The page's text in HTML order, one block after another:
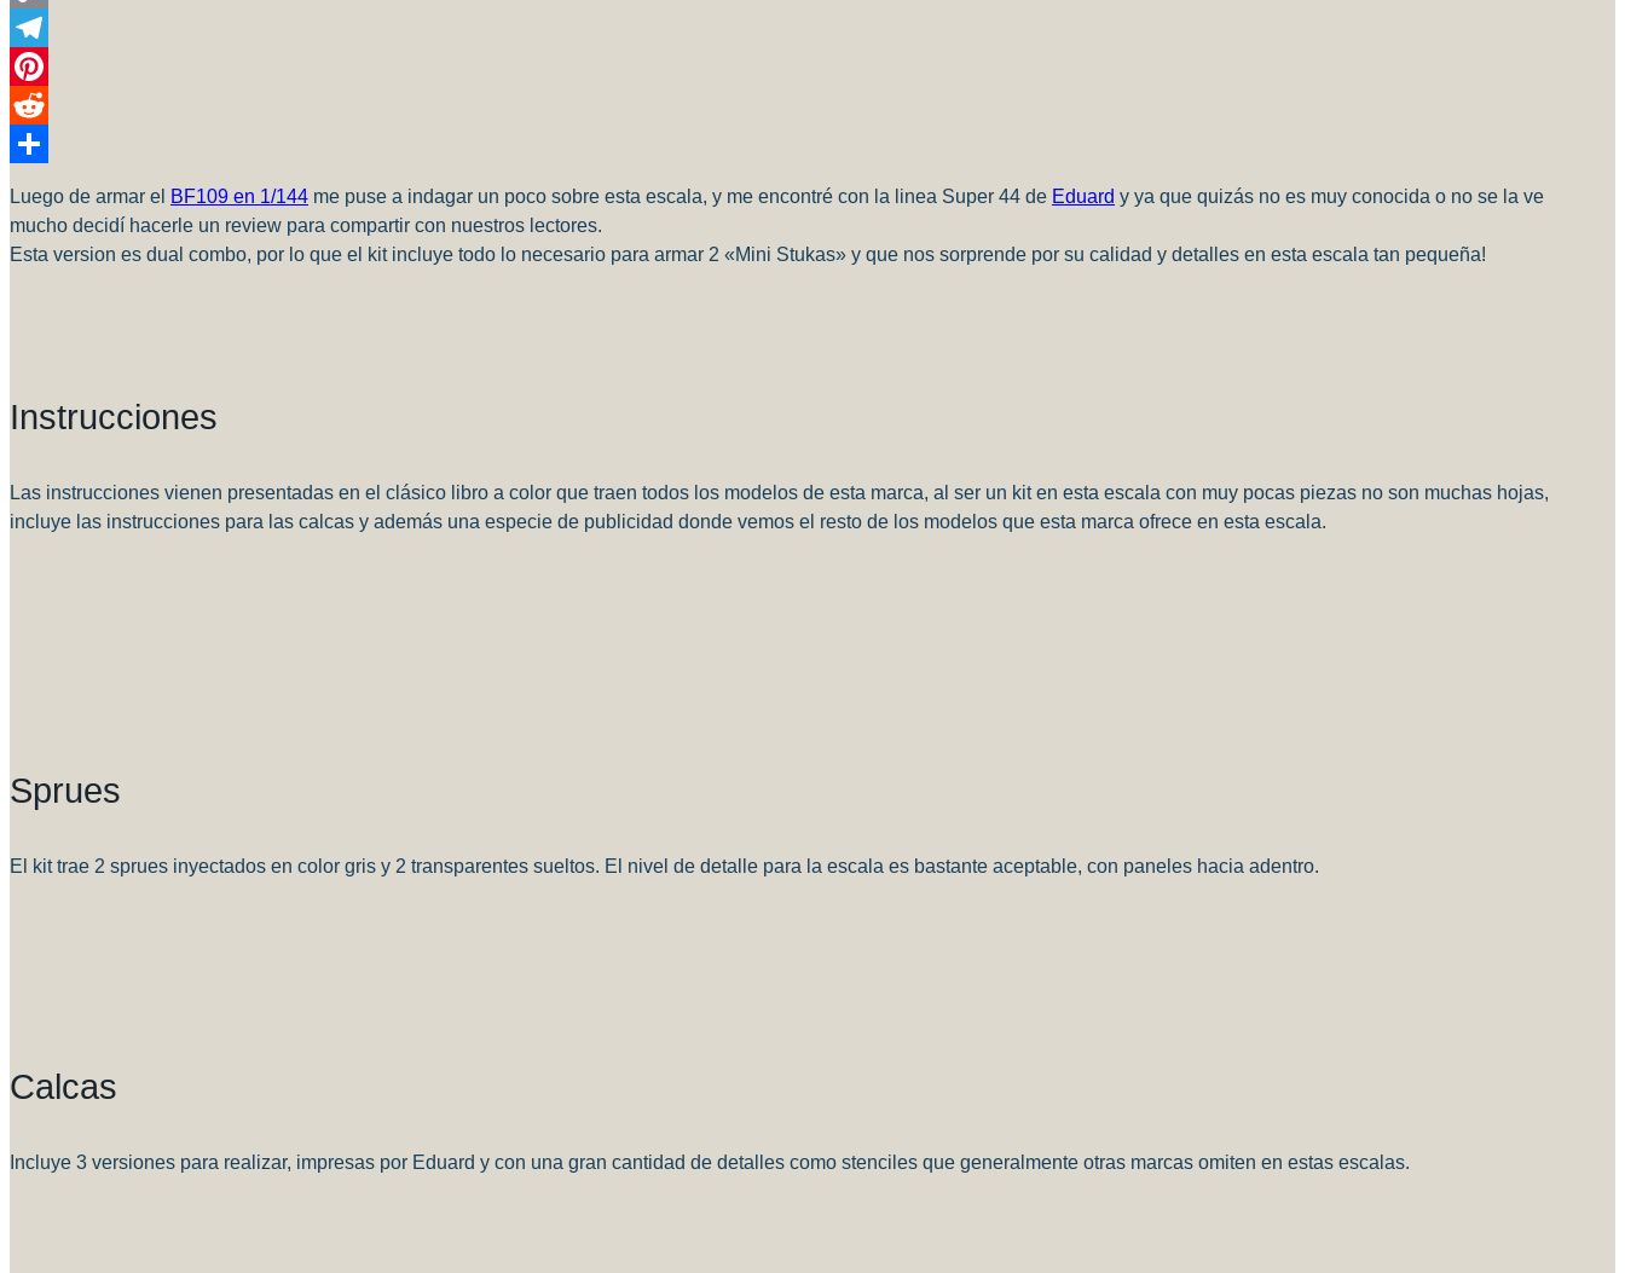
Copy
Link
Telegram
Pinterest
Reddit
Luego de armar el BF109 en 1/144 me puse a indagar un poco sobre esta escala, y me encontré con la linea Super 44 de Eduard y ya que quizás no es muy conocida o no se la ve
mucho decidí hacerle un review para compartir con nuestros lectores.
Esta version es dual combo, por lo que el kit incluye todo lo necesario para armar 2 «Mini Stukas» y que nos sorprende por su calidad y detalles en esta escala tan pequeña!
Instrucciones
Las instrucciones vienen presentadas en el clásico libro a color que traen todos los modelos de esta marca, al ser un kit en esta escala con muy pocas piezas no son muchas hojas,
incluye las instrucciones para las calcas y además una especie de publicidad donde vemos el resto de los modelos que esta marca ofrece en esta escala.
Sprues
El kit trae 2 sprues inyectados en color gris y 2 transparentes sueltos. El nivel de detalle para la escala es bastante aceptable, con paneles hacia adentro.
Calcas
Incluye 3 versiones para realizar, impresas por Eduard y con una gran cantidad de detalles como stenciles que generalmente otras marcas omiten en estas escalas.